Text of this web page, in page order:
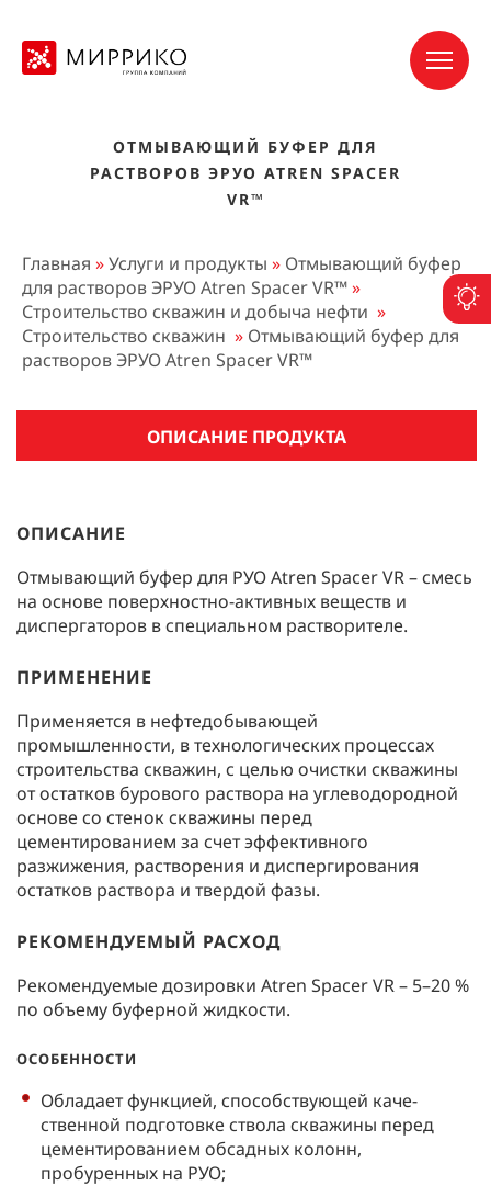
ОТМЫВАЮЩИЙ БУФЕР ДЛЯ
РАСТВОРОВ ЭРУО ATREN SPACER
VR™
Главная »Услуги и продукты » Отмывающий буфер
для растворов ЭРУО Atren Spacer VR™»
Строительство скважин и добыча нефти »
Строительство скважин » Отмывающий буфер для
растворов ЭРУО Atren Spacer VR™
ОПИСАНИЕ ПРОДУКТА
ОПИСАНИЕ
Отмывающий буфер для РУО Atren Spacer VR – смесь
на основе поверхностно-активных веществ и
диспергаторов в специальном растворителе.
ПРИМЕНЕНИЕ
Применяется в нефтедобывающей
промышленности, в технологических процессах
строительства скважин, с целью очистки скважины
от остатков бурового раствора на углеводородной
основе со стенок скважины перед
цементированием за счет эффективного
разжижения, растворения и диспергирования
остатков раствора и твердой фазы.
РЕКОМЕНДУЕМЫЙ РАСХОД
Рекомендуемые дозировки Atren Spacer VR – 5–20 %
по объему буферной жидкости.
ОСОБЕННОСТИ
Обладает функцией, способствующей каче-
ственной подготовке ствола скважины перед
цементированием обсадных колонн,
пробуренных на РУО;